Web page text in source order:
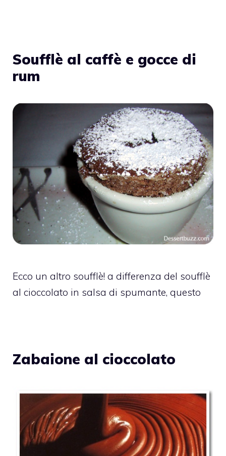
Soufflè al caffè e gocce di
rum
Ecco un altro soufflè! a differenza del soufflè
al cioccolato in salsa di spumante, questo
Zabaione al cioccolato